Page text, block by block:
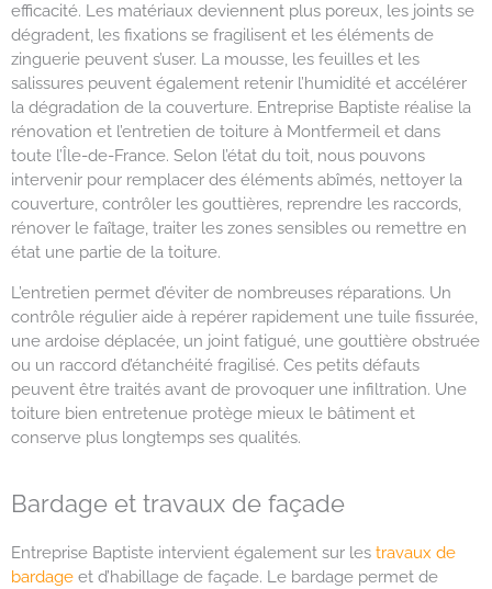
efficacité. Les matériaux deviennent plus poreux, les joints se
dégradent, les fixations se fragilisent et les éléments de
zinguerie peuvent s’user. La mousse, les feuilles et les
salissures peuvent également retenir l’humidité et accélérer
la dégradation de la couverture. Entreprise Baptiste réalise la
rénovation et l’entretien de toiture à Montfermeil et dans
toute l’Île-de-France. Selon l’état du toit, nous pouvons
intervenir pour remplacer des éléments abîmés, nettoyer la
couverture, contrôler les gouttières, reprendre les raccords,
rénover le faîtage, traiter les zones sensibles ou remettre en
état une partie de la toiture.
L’entretien permet d’éviter de nombreuses réparations. Un
contrôle régulier aide à repérer rapidement une tuile fissurée,
une ardoise déplacée, un joint fatigué, une gouttière obstruée
ou un raccord d’étanchéité fragilisé. Ces petits défauts
peuvent être traités avant de provoquer une infiltration. Une
toiture bien entretenue protège mieux le bâtiment et
conserve plus longtemps ses qualités.
Bardage et travaux de façade
Entreprise Baptiste intervient également sur les travaux de
bardage et d’habillage de façade. Le bardage permet de